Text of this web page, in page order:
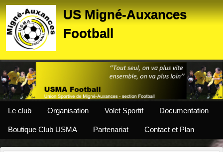
US Migné-Auxances
Football
Le club Organisation Volet Sportif Documentation
Boutique Club USMA Partenariat Contact et Plan
Panneau de gestion des cookies